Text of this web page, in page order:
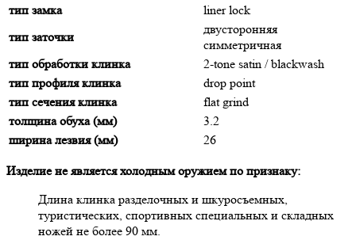
тип замка
liner lock
тип заточки
двусторонняя
симметричная
тип обработки клинка
2-tone satin / blackwash
тип профиля клинка
drop point
тип сечения клинка
flat grind
толщина обуха (мм)
3.2
ширина лезвия (мм)
26
Изделие не является холодным оружием по признаку:
Длина клинка разделочных и шкуросъемных,
туристических, спортивных специальных и складных
ножей не более 90 мм.